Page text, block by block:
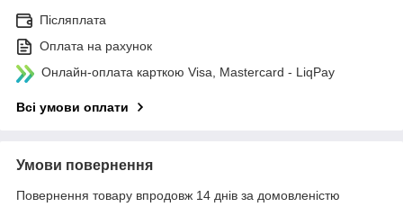
Післяплата
Оплата на рахунок
Онлайн-оплата карткою Visa, Mastercard - LiqPay
Всі умови оплати
Умови повернення
Повернення товару впродовж 14 днів за домовленістю